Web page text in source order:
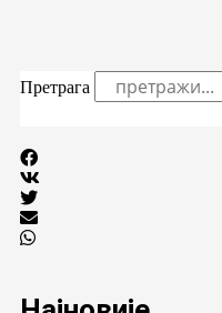
Претрага